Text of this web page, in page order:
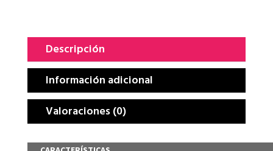
Descripción
Información adicional
Valoraciones (0)